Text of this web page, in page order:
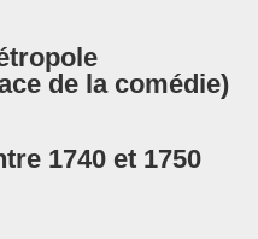
de la comédie)
1740 et 1750